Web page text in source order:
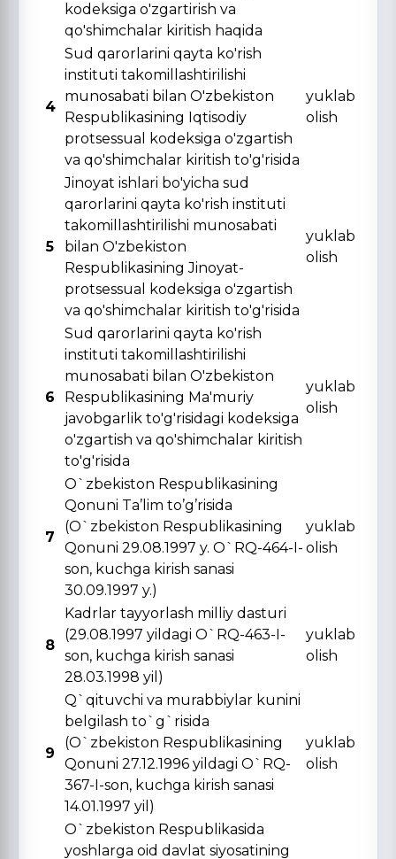
kodeksiga o'zgartirish va
qo'shimchalar kiritish haqida
4
Sud qarorlarini qayta ko'rish
instituti takomillashtirilishi
munosabati bilan O'zbekiston
Respublikasining Iqtisodiy
protsessual kodeksiga o'zgartish
va qo'shimchalar kiritish to'g'risida
yuklab
olish
5
Jinoyat ishlari bo'yicha sud
qarorlarini qayta ko'rish instituti
takomillashtirilishi munosabati
bilan O'zbekiston
Respublikasining Jinoyat-
protsessual kodeksiga o'zgartish
va qo'shimchalar kiritish to'g'risida
yuklab
olish
6
Sud qarorlarini qayta ko'rish
instituti takomillashtirilishi
munosabati bilan O'zbekiston
Respublikasining Ma'muriy
javobgarlik to'g'risidagi kodeksiga
o'zgartish va qo'shimchalar kiritish
to'g'risida
yuklab
olish
7
O`zbekiston Respublikasining
Qonuni Ta’lim to’g’risida
(O`zbekiston Respublikasining
Qonuni 29.08.1997 y. O`RQ-464-I-
son, kuchga kirish sanasi
30.09.1997 y.)
yuklab
olish
8
Kadrlar tayyorlash milliy dasturi
(29.08.1997 yildagi O`RQ-463-I-
son, kuchga kirish sanasi
28.03.1998 yil)
yuklab
olish
9
Q`qituvchi va murabbiylar kunini
belgilash to`g`risida
(O`zbekiston Respublikasining
Qonuni 27.12.1996 yildagi O`RQ-
367-I-son, kuchga kirish sanasi
14.01.1997 yil)
yuklab
olish
O`zbekiston Respublikasida
yoshlarga oid davlat siyosatining